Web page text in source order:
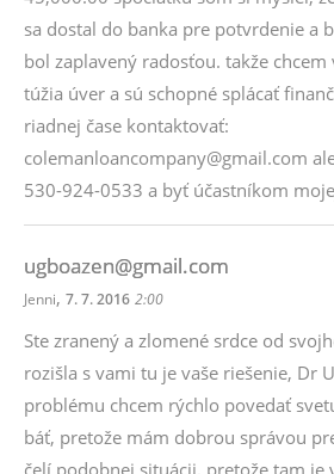
sa dostal do banka pre potvrdenie a
bol zaplavený radosťou. takže
túžia úver a sú schopné splácať
riadnej čase kontaktovať:
colemanloancompany@gmail.com
530-924-0533 a byť účastníkom
ugboazen@gmail.com
Jenni, 7. 7. 2016 2:00
Ste zranený a zlomené srdce od
rozišla s vami tu je vaše riešenie, Dr
problému chcem rýchlo povedať
báť, pretože mám dobrou správou
čelí podobnej situácii, pretože tam je